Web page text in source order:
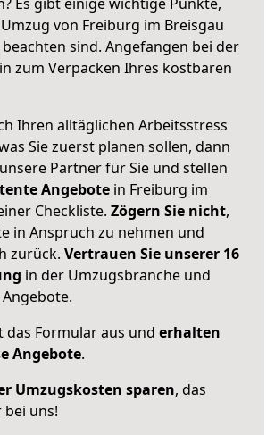
von Freiburg im Breisgau
sind. Angefangen bei der
zum Verpacken Ihres kostbaren
Ihren alltäglichen Arbeitsstress
Sie zuerst planen sollen, dann
Partner für Sie und stellen
Angebote in Freiburg im
Checkliste. Zögern Sie nicht,
in Anspruch zu nehmen und
zurück. Vertrauen Sie unserer 16
in der Umzugsbranche und
das Formular aus und erhalten
Angebote.
Umzugskosten sparen, das
uns!